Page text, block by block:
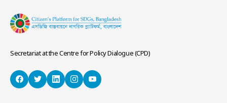
Secretariat at the Centre for Policy Dialogue (CPD)